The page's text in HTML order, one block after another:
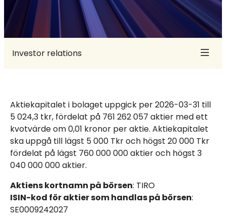
Investor relations
Pressmeddelanden
Rapporter
Kalender
Aktien
Aktiekapital
Erbjudandehandlingar
Aktiekapitalet i bolaget uppgick per 2026-03-31 till
5 024,3 tkr, fördelat på 761 262 057 aktier med ett
kvotvärde om 0,01 kronor per aktie. Aktiekapitalet
ska uppgå till lägst 5 000 Tkr och högst 20 000 Tkr
fördelat på lägst 760 000 000 aktier och högst 3
040 000 000 aktier.
Aktiens kortnamn på börsen: TIRO
ISIN-kod för aktier som handlas på börsen:
SE0009242027